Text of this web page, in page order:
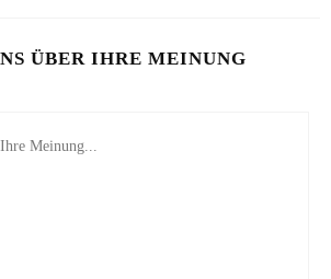
ÜBER IHRE MEINUNG